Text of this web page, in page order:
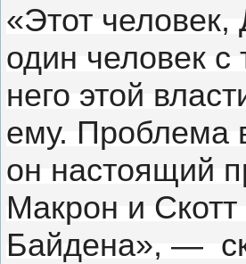
«Этот
один человек с
него этой
ему. Проблема
он настоящий
Макрон и
Байдена», —